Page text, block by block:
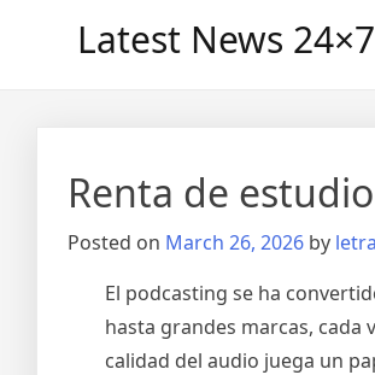
Latest News 24×7
Renta de
Posted on March 26, 2026 by
El podcasting se ha
hasta grandes marcas,
calidad del audio juega un